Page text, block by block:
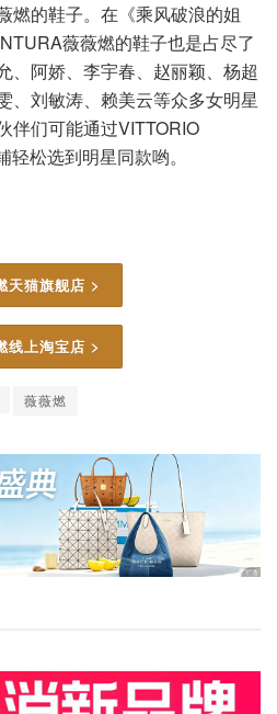
燃的鞋子。在《乘风破浪的姐
薇薇燃的鞋子也是占尽了
、阿娇、李宇春、赵丽颖、杨超
、刘敏涛、赖美云等众多女明星
伴们可能通过VITTORIO
松选到明星同款哟。
天猫旗舰店 >
线上淘宝店 >
薇薇燃